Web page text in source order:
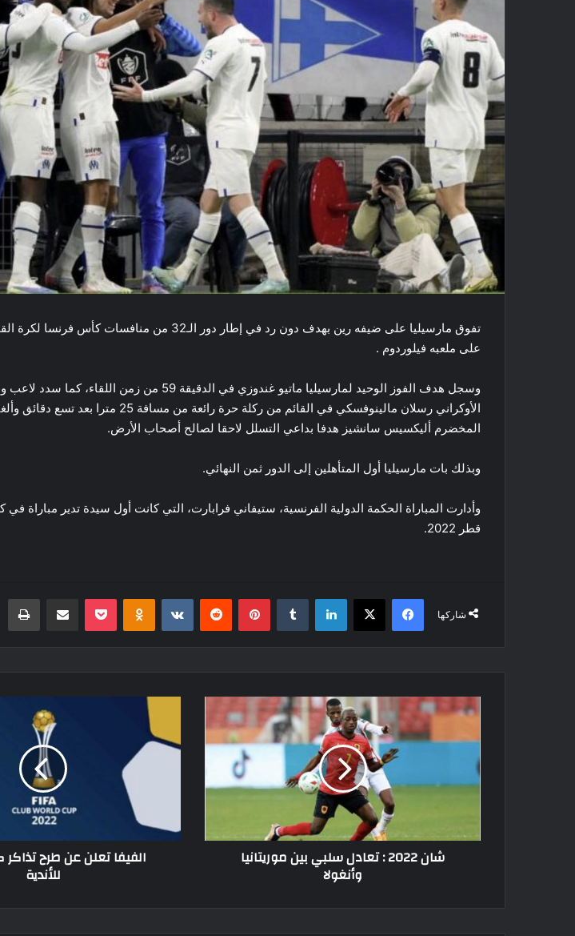
تفوق ​مارسيليا​ على ضيفه ​رين​ بهدف دون رد في إطار دور الـ32 من منافسات
على ملعبه فيلوردوم .
وسجل هدف الفوز الوحيد لمارسيليا ماتيو غندوزي في الدقيقة 59 من زمن
الأوكراني رسلان مالينوفسكي في القائم من ركلة حرة رائعة من مسافة
المخضرم أليكسيس سانشيز هدفا بداعي التسلل لاحقا لصالح أصحاب الأرض.
وبذلك بات مارسيليا أول المتأهلين إلى الدور ثمن النهائي.
وأدارت المباراة الحكمة الدولية الفرنسية، ستيفاني فرابارت، التي كانت أول سيدة تدير مباراة
قطر 2022.
شاركها
فيسبوك ‫X لينكدإن بينتيريست Odnoklassniki
‫Pocket مشاركة عبر البريد
شان
2022
:
سلبي
بين
شان 2022 : تعادل سلبي بين موريتانيا
وأنغولا
عن
طرح
الفيفا تعلن عن طرح
للأندية